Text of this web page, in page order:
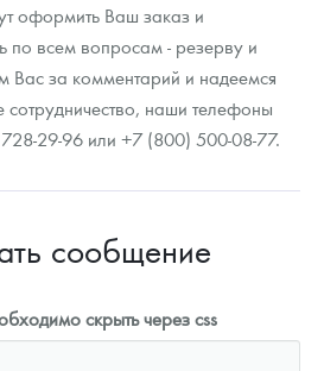
оформить Ваш заказ и
по всем вопросам - резерву и
Вас за комментарий и надеемся
наши телефоны
29-96 или +7 (800) 500-08-77.
сообщение
скрыть через css